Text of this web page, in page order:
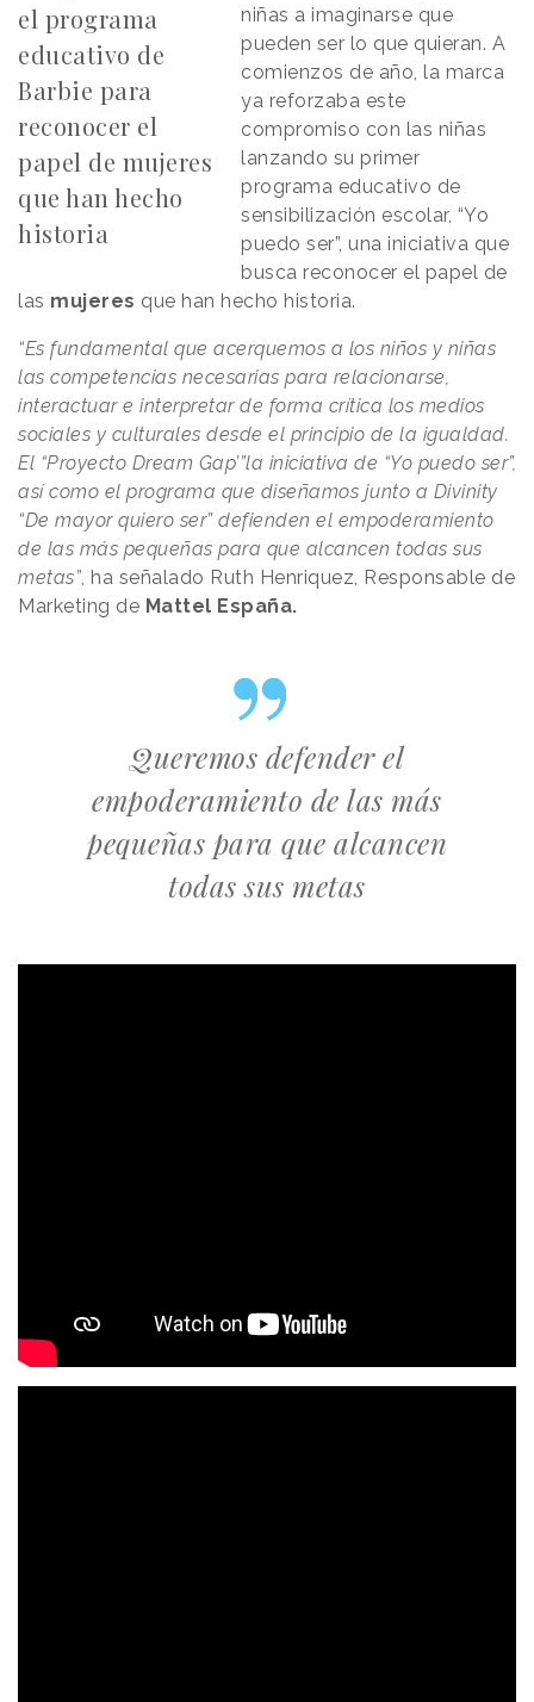
el programa
educativo de
Barbie para
reconocer el
papel de mujeres
que han hecho
historia
niñas a imaginarse que
pueden ser lo que quieran. A
comienzos de año, la marca
ya reforzaba este
compromiso con las niñas
lanzando su primer
programa educativo de
sensibilización escolar, “Yo
puedo ser”, una iniciativa que
busca reconocer el papel de
las mujeres que han hecho historia.
“Es fundamental que acerquemos a los niños y niñas
las competencias necesarias para relacionarse,
interactuar e interpretar de forma crítica los medios
sociales y culturales desde el principio de la igualdad.
El “Proyecto Dream Gap’”la iniciativa de “Yo puedo ser”,
así como el programa que diseñamos junto a Divinity
“De mayor quiero ser” defienden el empoderamiento
de las más pequeñas para que alcancen todas sus
metas”, ha señalado Ruth Henriquez, Responsable de
Marketing de Mattel España.
Queremos defender el
empoderamiento de las más
pequeñas para que alcancen
todas sus metas